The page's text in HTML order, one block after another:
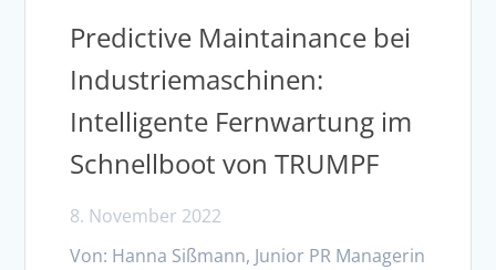
Predictive Maintainance bei
Industriemaschinen:
Intelligente Fernwartung im
Schnellboot von TRUMPF
8. November 2022
Von: Hanna Sißmann, Junior PR Managerin